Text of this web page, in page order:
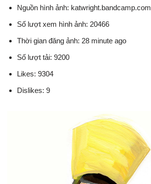
Nguồn hình ảnh: katwright.bandcamp.com
Số lượt xem hình ảnh: 20466
Thời gian đăng ảnh: 28 minute ago
Số lượt tải: 9200
Likes: 9304
Dislikes: 9